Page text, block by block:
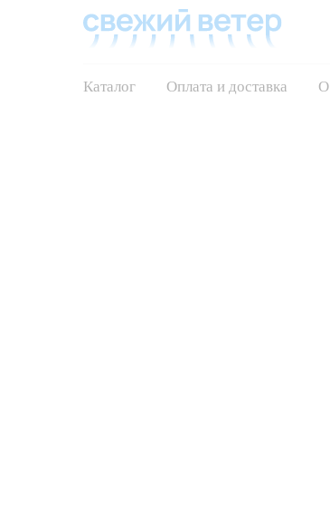
Каталог Оплата и доставка О